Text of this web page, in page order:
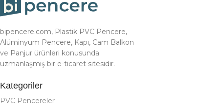
bipencere.com, Plastik PVC Pencere,
Alüminyum Pencere, Kapı, Cam Balkon
ve Panjur ürünleri konusunda
uzmanlaşmış bir e-ticaret sitesidir.
Kategoriler
PVC Pencereler